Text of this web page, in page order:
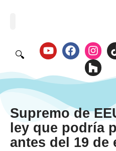
🔍
Supremo de
ley que podría
antes del 19 de